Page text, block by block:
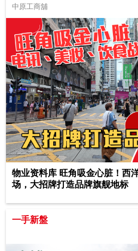
中原工商舖
物业资料库 旺角吸金心脏！西
场，大招牌打造品牌旗舰地标
一手新盤